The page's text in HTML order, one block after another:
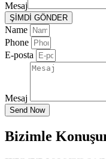
Mesaj
ŞİMDİ GÖNDER
Name
Phone
E-posta
Mesaj
Send Now
Bizimle